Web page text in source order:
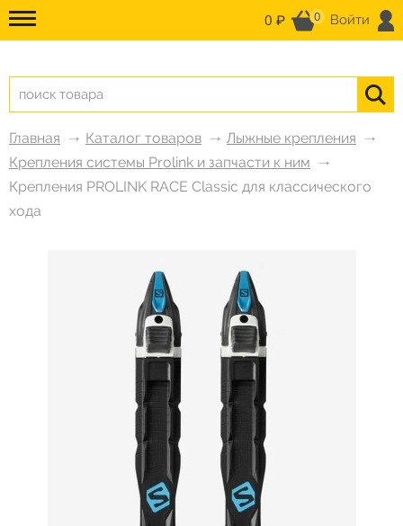
0 ₽ 0 Войти
Главная Каталог товаров
Лыжные крепления
Крепления системы Prolink и запчасти к ним
Крепления PROLINK RACE Classic для классического
хода